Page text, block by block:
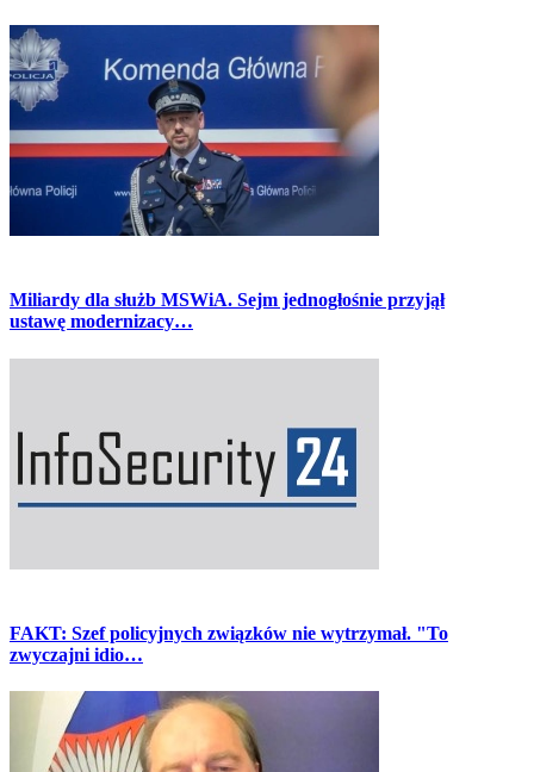
Miliardy dla służb MSWiA. Sejm jednogłośnie przyjął
ustawę modernizacy…
FAKT: Szef policyjnych związków nie wytrzymał. "To
zwyczajni idio…